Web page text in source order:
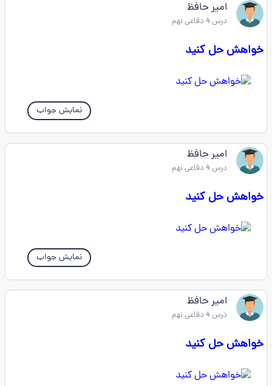
امیر حافظ
درس 4 دفاعی نهم
خواهش حل کنید
نمایش جواب
امیر حافظ
درس 4 دفاعی نهم
خواهش حل کنید
نمایش جواب
امیر حافظ
درس 4 دفاعی نهم
خواهش حل کنید